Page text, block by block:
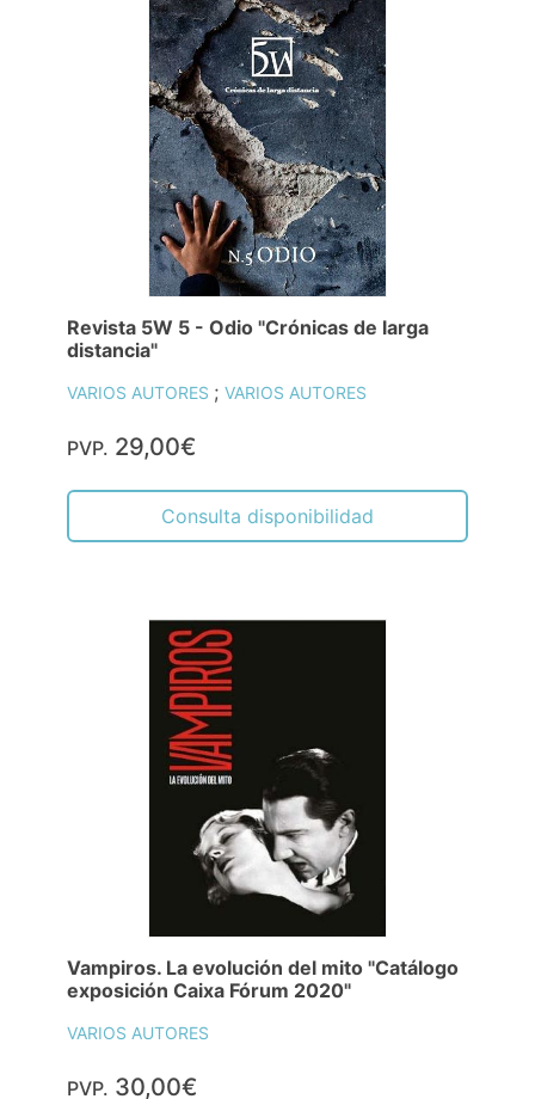
Revista 5W 5 - Odio "Crónicas de larga
distancia"
VARIOS AUTORES ; VARIOS AUTORES
PVP. 29,00€
Consulta disponibilidad
Vampiros. La evolución del mito "Catálogo
exposición Caixa Fórum 2020"
VARIOS AUTORES
PVP. 30,00€